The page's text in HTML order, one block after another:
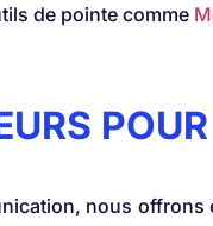
de pointe comme
nous